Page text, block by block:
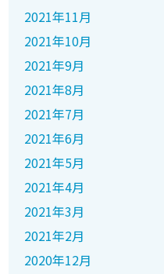
2021年11月
2021年10月
2021年9月
2021年8月
2021年7月
2021年6月
2021年5月
2021年4月
2021年3月
2021年2月
2020年12月